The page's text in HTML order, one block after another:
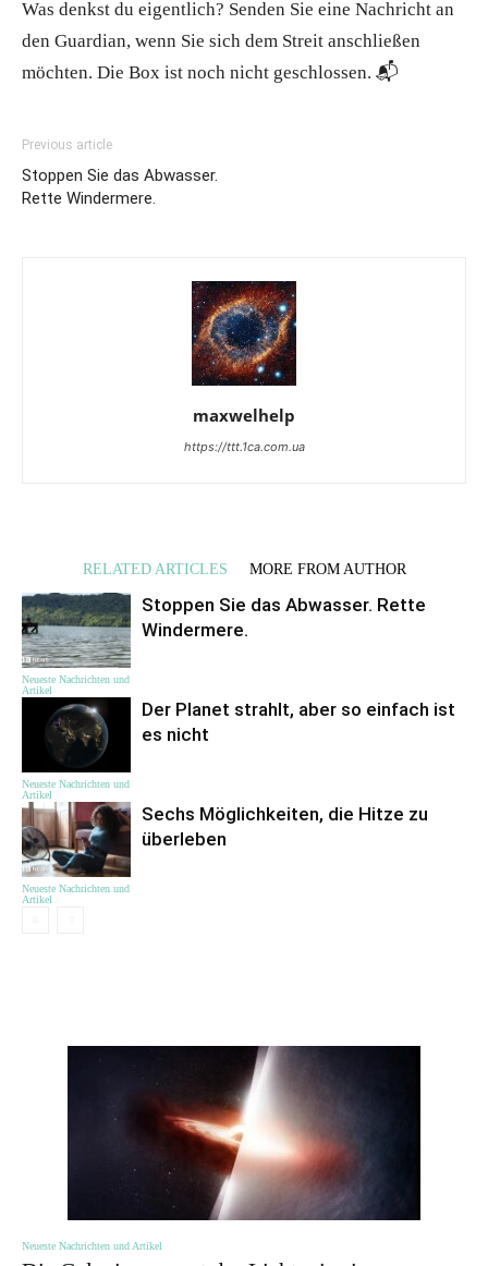
Was denkst du eigentlich? Senden Sie eine Nachricht an
den Guardian, wenn Sie sich dem Streit anschließen
möchten. Die Box ist noch nicht geschlossen. 📬
Previous article
Stoppen Sie das Abwasser.
Rette Windermere.
maxwelhelp
https://ttt.1ca.com.ua
RELATED ARTICLES MORE FROM AUTHOR
Neueste Nachrichten und
Artikel
Stoppen Sie das Abwasser. Rette
Windermere.
Neueste Nachrichten und
Artikel
Der Planet strahlt, aber so einfach ist
es nicht
Neueste Nachrichten und
Artikel
Sechs Möglichkeiten, die Hitze zu
überleben
Neueste Nachrichten und Artikel